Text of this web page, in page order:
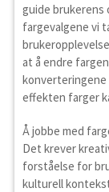
guide brukerens
fargevalgene vi
at å endre
konverteringene
effekten farger
Å jobbe med
Det krever
forståelse for
kulturell